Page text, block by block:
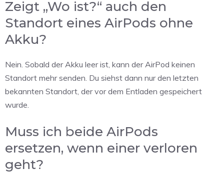
Zeigt „Wo ist?“ auch den
Standort eines AirPods ohne
Akku?
Nein. Sobald der Akku leer ist, kann der AirPod keinen
Standort mehr senden. Du siehst dann nur den letzten
bekannten Standort, der vor dem Entladen gespeichert
wurde.
Muss ich beide AirPods
ersetzen, wenn einer verloren
geht?